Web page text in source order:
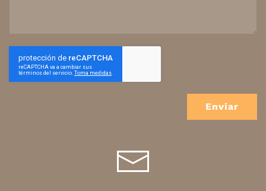
Enviar